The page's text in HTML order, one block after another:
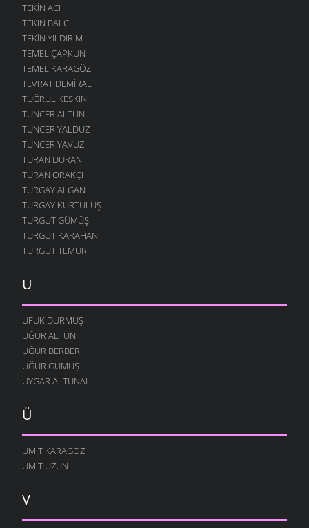
TEKIN ACI
TEKIN BALCI
TEKIN YILDIRIM
TEMEL ÇAPKUN
TEMEL KARAGÖZ
TEVRAT DEMIRAL
TUĞRUL KESKIN
TUNCER ALTUN
TUNCER YALDUZ
TUNCER YAVUZ
TURAN DURAN
TURAN ORAKÇI
TURGAY ALGAN
TURGAY KURTULUŞ
TURGUT GÜMÜŞ
TURGUT KARAHAN
TURGUT TEMUR
U
UFUK DURMUŞ
UĞUR ALTUN
UĞUR BERBER
UĞUR GÜMÜŞ
UYGAR ALTUNAL
Ü
ÜMIT KARAGÖZ
ÜMIT UZUN
V